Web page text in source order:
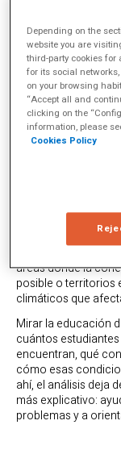
El informeEl estado
2026, del Banco
constatación para
añadir más
observar los
dimensión
trabajar con
escuelas,
Ese
mapas, distancias
educativo deja de
empieza a mostrar
zonas donde la
áreas donde la
posible o territorios
climáticos que
Mirar la educación
cuántos
encuentran, qué
cómo esas
ahí, el análisis deja
más explicativo:
problemas y a
Depending on the
website you are
third-party cookies
for its social
on your browsing
“Accept all and
clicking on the
information, please
Cookies Policy